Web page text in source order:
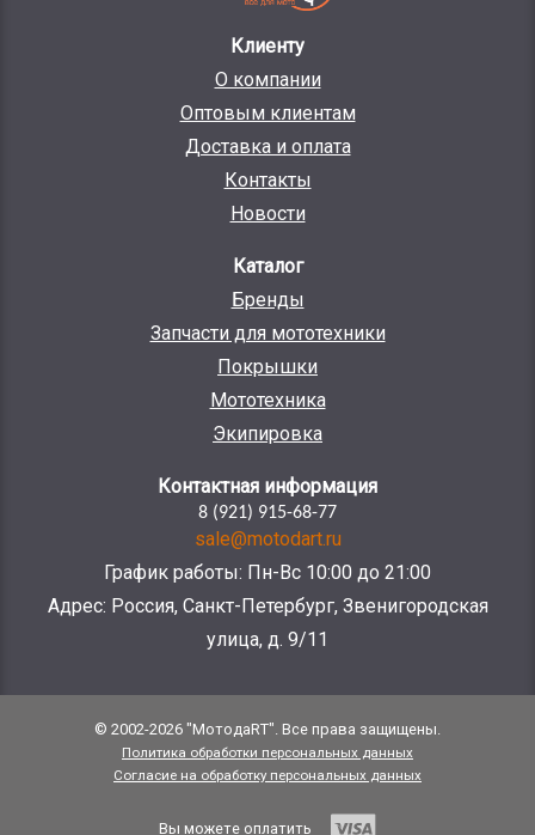
Клиенту
О компании
Оптовым клиентам
Доставка и оплата
Контакты
Новости
Каталог
Бренды
Запчасти для мототехники
Покрышки
Мототехника
Экипировка
Контактная информация
8 (921) 915-68-77
sale@motodart.ru
График работы: Пн-Вс 10:00 до 21:00
Адрес: Россия, Санкт-Петербург, Звенигородская
улица, д. 9/11
© 2002-2026 "МотодаRT". Все права защищены.
Политика обработки персональных данных
Согласие на обработку персональных данных
Вы можете оплатить